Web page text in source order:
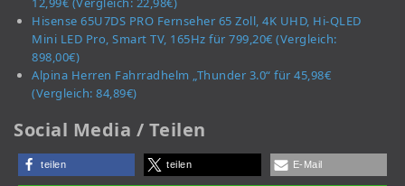
Hisense 65U7DS PRO Fernseher 65 Zoll, 4K UHD, Hi-QLED
Mini LED Pro, Smart TV, 165Hz für 799,20€ (Vergleich:
898,00€)
Alpina Herren Fahrradhelm „Thunder 3.0“ für 45,98€
(Vergleich: 84,89€)
Social Media / Teilen
teilen teilen E-Mail